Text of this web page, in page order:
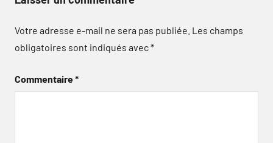
Votre adresse e-mail ne sera pas publiée. Les champs
obligatoires sont indiqués avec*
Commentaire*